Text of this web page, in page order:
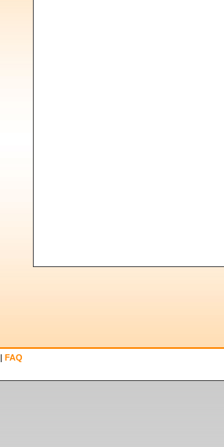
| FAQ